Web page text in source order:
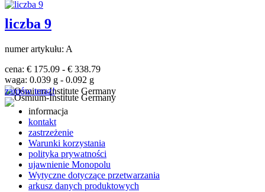
liczba 9
numer artykułu: A
cena: € 175.09 - € 338.79
waga: 0.039 g - 0.092 g
zamów teraz!
informacja
kontakt
zastrzeżenie
Warunki korzystania
polityka prywatności
ujawnienie Monopolu
Wytyczne dotyczące przetwarzania
arkusz danych produktowych